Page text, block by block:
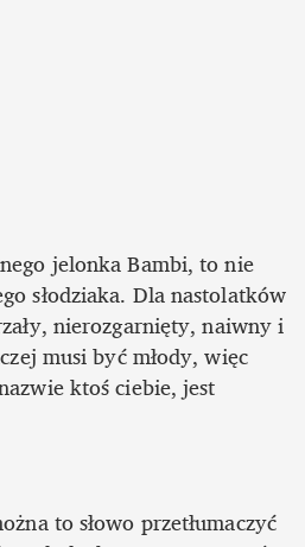
jelonka Bambi, to nie
słodziaka. Dla nastolatków
nierozgarnięty, naiwny i
musi być młody, więc
ktoś ciebie, jest
to słowo przetłumaczyć